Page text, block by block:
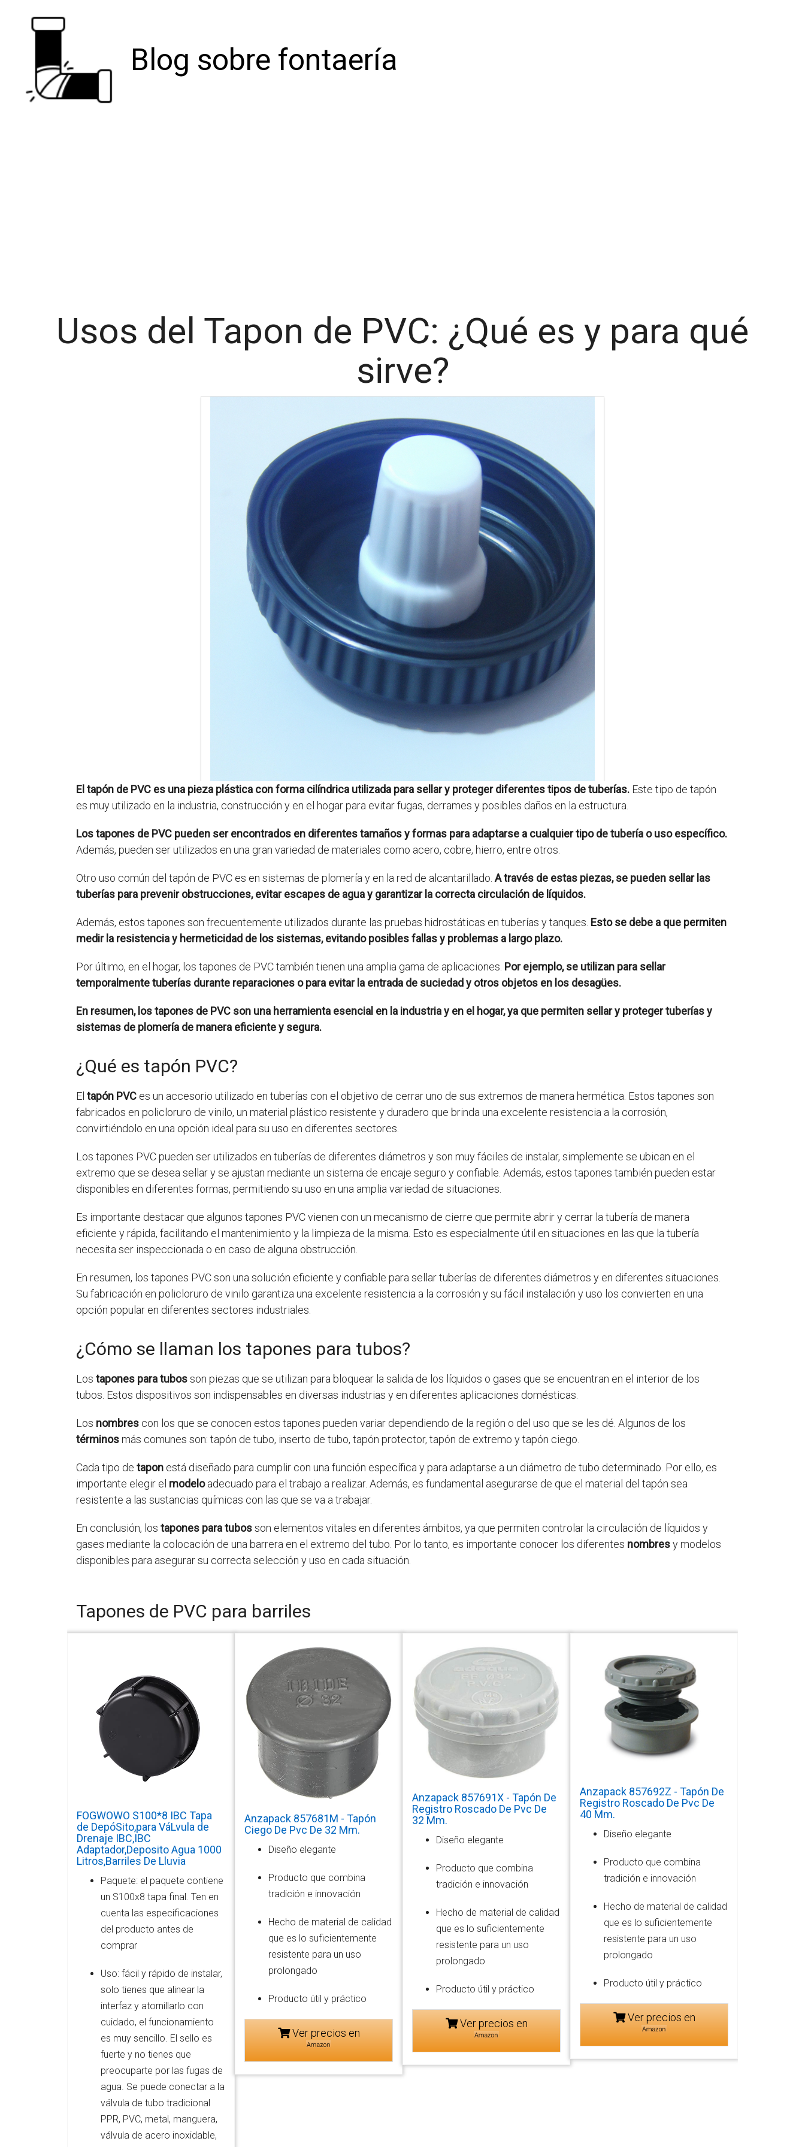
Blog sobre fontaería
Usos del Tapon de PVC: ¿Qué es y para qué
sirve?
El tapón de PVC es una pieza plástica con forma cilíndrica utilizada para sellar y proteger diferentes tipos de tuberías. Este tipo de tapón
es muy utilizado en la industria, construcción y en el hogar para evitar fugas, derrames y posibles daños en la estructura.
Los tapones de PVC pueden ser encontrados en diferentes tamaños y formas para adaptarse a cualquier tipo de tubería o uso específico.
Además, pueden ser utilizados en una gran variedad de materiales como acero, cobre, hierro, entre otros.
Otro uso común del tapón de PVC es en sistemas de plomería y en la red de alcantarillado. A través de estas piezas, se pueden sellar las
tuberías para prevenir obstrucciones, evitar escapes de agua y garantizar la correcta circulación de líquidos.
Además, estos tapones son frecuentemente utilizados durante las pruebas hidrostáticas en tuberías y tanques. Esto se debe a que permiten
medir la resistencia y hermeticidad de los sistemas, evitando posibles fallas y problemas a largo plazo.
Por último, en el hogar, los tapones de PVC también tienen una amplia gama de aplicaciones. Por ejemplo, se utilizan para sellar
temporalmente tuberías durante reparaciones o para evitar la entrada de suciedad y otros objetos en los desagües.
En resumen, los tapones de PVC son una herramienta esencial en la industria y en el hogar, ya que permiten sellar y proteger tuberías y
sistemas de plomería de manera eficiente y segura.
¿Qué es tapón PVC?
El tapón PVC es un accesorio utilizado en tuberías con el objetivo de cerrar uno de sus extremos de manera hermética. Estos tapones son
fabricados en policloruro de vinilo, un material plástico resistente y duradero que brinda una excelente resistencia a la corrosión,
convirtiéndolo en una opción ideal para su uso en diferentes sectores.
Los tapones PVC pueden ser utilizados en tuberías de diferentes diámetros y son muy fáciles de instalar, simplemente se ubican en el
extremo que se desea sellar y se ajustan mediante un sistema de encaje seguro y confiable. Además, estos tapones también pueden estar
disponibles en diferentes formas, permitiendo su uso en una amplia variedad de situaciones.
Es importante destacar que algunos tapones PVC vienen con un mecanismo de cierre que permite abrir y cerrar la tubería de manera
eficiente y rápida, facilitando el mantenimiento y la limpieza de la misma. Esto es especialmente útil en situaciones en las que la tubería
necesita ser inspeccionada o en caso de alguna obstrucción.
En resumen, los tapones PVC son una solución eficiente y confiable para sellar tuberías de diferentes diámetros y en diferentes situaciones.
Su fabricación en policloruro de vinilo garantiza una excelente resistencia a la corrosión y su fácil instalación y uso los convierten en una
opción popular en diferentes sectores industriales.
¿Cómo se llaman los tapones para tubos?
Los tapones para tubosson piezas que se utilizan para bloquear la salida de los líquidos o gases que se encuentran en el interior de los
tubos. Estos dispositivos son indispensables en diversas industrias y en diferentes aplicaciones domésticas.
Los nombres con los que se conocen estos tapones pueden variar dependiendo de la región o del uso que se les dé. Algunos de los
términosmás comunes son: tapón de tubo, inserto de tubo, tapón protector, tapón de extremo y tapón ciego.
Cada tipo de tapon está diseñado para cumplir con una función específica y para adaptarse a un diámetro de tubo determinado. Por ello, es
importante elegir el modeloadecuado para el trabajo a realizar. Además, es fundamental asegurarse de que el material del tapón sea
resistente a las sustancias químicas con las que se va a trabajar.
En conclusión, los tapones para tubosson elementos vitales en diferentes ámbitos, ya que permiten controlar la circulación de líquidos y
gases mediante la colocación de una barrera en el extremo del tubo. Por lo tanto, es importante conocer los diferentes nombresy modelos
disponibles para asegurar su correcta selección y uso en cada situación.
Tapones de PVC para barriles
FOGWOWO S100*8 IBC Tapa
de DepóSito,para VáLvula de
Drenaje IBC,IBC
Adaptador,Deposito Agua 1000
Litros,Barriles De Lluvia
Paquete: el paquete contiene
un S100x8 tapa final. Ten en
cuenta las especificaciones
del producto antes de
comprar
Uso: fácil y rápido de instalar,
solo tienes que alinear la
interfaz y atornillarlo con
cuidado, el funcionamiento
es muy sencillo. El sello es
fuerte y no tienes que
preocuparte por las fugas de
agua. Se puede conectar a la
válvula de tubo tradicional
PPR, PVC, metal, manguera,
válvula de acero inoxidable,
Anzapack 857681M - Tapón
Ciego De Pvc De 32 Mm.
Diseño elegante
Producto que combina
tradición e innovación
Hecho de material de calidad
que es lo suficientemente
resistente para un uso
prolongado
Producto útil y práctico
Ver precios en
Anzapack 857691X - Tapón De
Registro Roscado De Pvc De
32 Mm.
Diseño elegante
Producto que combina
tradición e innovación
Hecho de material de calidad
que es lo suficientemente
resistente para un uso
prolongado
Producto útil y práctico
Ver precios en
Anzapack 857692Z - Tapón De
Registro Roscado De Pvc De
40 Mm.
Diseño elegante
Producto que combina
tradición e innovación
Hecho de material de calidad
que es lo suficientemente
resistente para un uso
prolongado
Producto útil y práctico
Ver precios en